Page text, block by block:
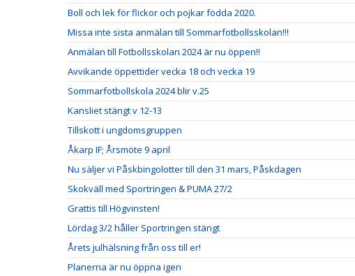
Boll och lek för flickor och pojkar födda 2020.
Missa inte sista anmälan till Sommarfotbollsskolan!!!
Anmälan till Fotbollsskolan 2024 är nu öppen!!
Avvikande öppettider vecka 18 och vecka 19
Sommarfotbollskola 2024 blir v.25
Kansliet stängt v 12-13
Tillskott i ungdomsgruppen
Åkarp IF; Årsmöte 9 april
Nu säljer vi Påskbingolotter till den 31 mars, Påskdagen
Skokväll med Sportringen & PUMA 27/2
Grattis till Högvinsten!
Lördag 3/2 håller Sportringen stängt
Årets julhälsning från oss till er!
Planerna är nu öppna igen